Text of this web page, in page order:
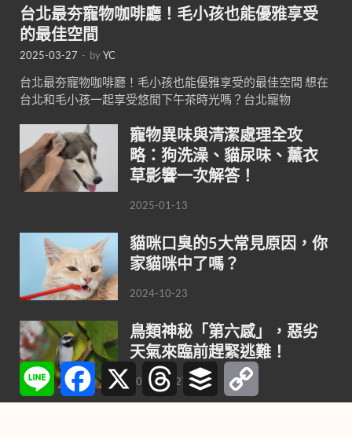
台北最夯寵物咖啡廳！毛小孩也能優雅享受
的最佳空間
2025-03-27 - byYC
台北最夯寵物咖啡廳！毛小孩也能優雅享受的最佳空間 想在
台北和毛小孩一起享受悠閒下午茶時光嗎？台北寵物
寵物異味與清潔處理全攻
略：狗洗澡、貓尿味、薰衣
草影響一次解答！
2025-01-13
貓咪口臭的5大常見原因，你
家貓咪中了嗎？
2024-10-23
鳥類神秘「第六感」，惡劣
天氣來臨前趕緊逃難！
2021-10-27
Line FacebookX Threads Buffer